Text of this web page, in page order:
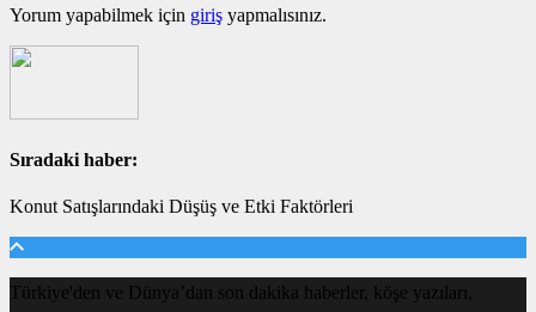
Yorum yapabilmek için giriş yapmalısınız.
Sıradaki haber:
Konut Satışlarındaki Düşüş ve Etki Faktörleri
Türkiye'den ve Dünya’dan son dakika haberler, köşe yazıları,